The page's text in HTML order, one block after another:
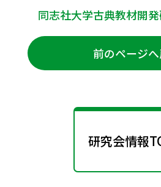
前のページ
研究会情報